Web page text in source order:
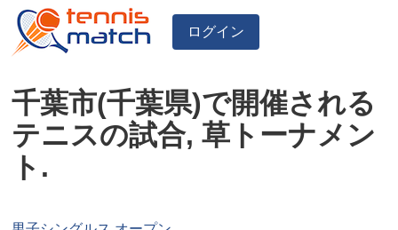
ログイン
千葉市(千葉県)で開催される
テニスの試合, 草トーナメン
ト.